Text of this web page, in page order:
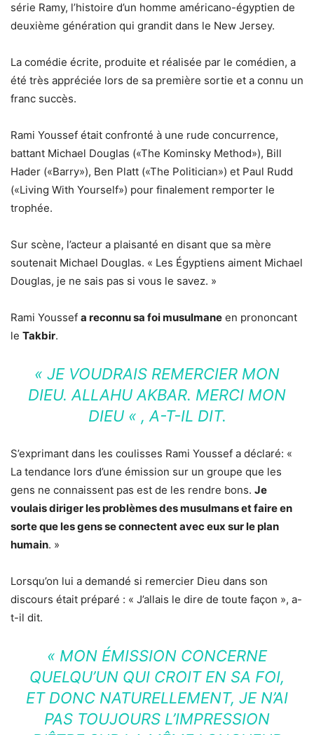
série Ramy, l’histoire d’un homme américano-égyptien de
deuxième génération qui grandit dans le New Jersey.
La comédie écrite, produite et réalisée par le comédien, a
été très appréciée lors de sa première sortie et a connu un
franc succès.
Rami Youssef était confronté à une rude concurrence,
battant Michael Douglas («The Kominsky Method»), Bill
Hader («Barry»), Ben Platt («The Politician») et Paul Rudd
(«Living With Yourself») pour finalement remporter le
trophée.
Sur scène, l’acteur a plaisanté en disant que sa mère
soutenait Michael Douglas. « Les Égyptiens aiment Michael
Douglas, je ne sais pas si vous le savez. »
Rami Youssef a reconnu sa foi musulmane en prononcant
le Takbir.
« JE VOUDRAIS REMERCIER MON
DIEU. ALLAHU AKBAR. MERCI MON
DIEU « , A-T-IL DIT.
S’exprimant dans les coulisses Rami Youssef a déclaré: «
La tendance lors d’une émission sur un groupe que les
gens ne connaissent pas est de les rendre bons. Je
voulais diriger les problèmes des musulmans et faire en
sorte que les gens se connectent avec eux sur le plan
humain. »
Lorsqu’on lui a demandé si remercier Dieu dans son
discours était préparé : « J’allais le dire de toute façon », a-
t-il dit.
« MON ÉMISSION CONCERNE
QUELQU’UN QUI CROIT EN SA FOI,
ET DONC NATURELLEMENT, JE N’AI
PAS TOUJOURS L’IMPRESSION